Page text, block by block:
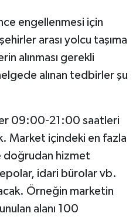
engellenmesi için
arası yolcu taşıma
alınması gerekli
alınan tedbirler şu
09:00-21:00 saatleri
Market içindeki en fazla
doğrudan hizmet
idari bürolar vb.
Örneğin marketin
alanı 100